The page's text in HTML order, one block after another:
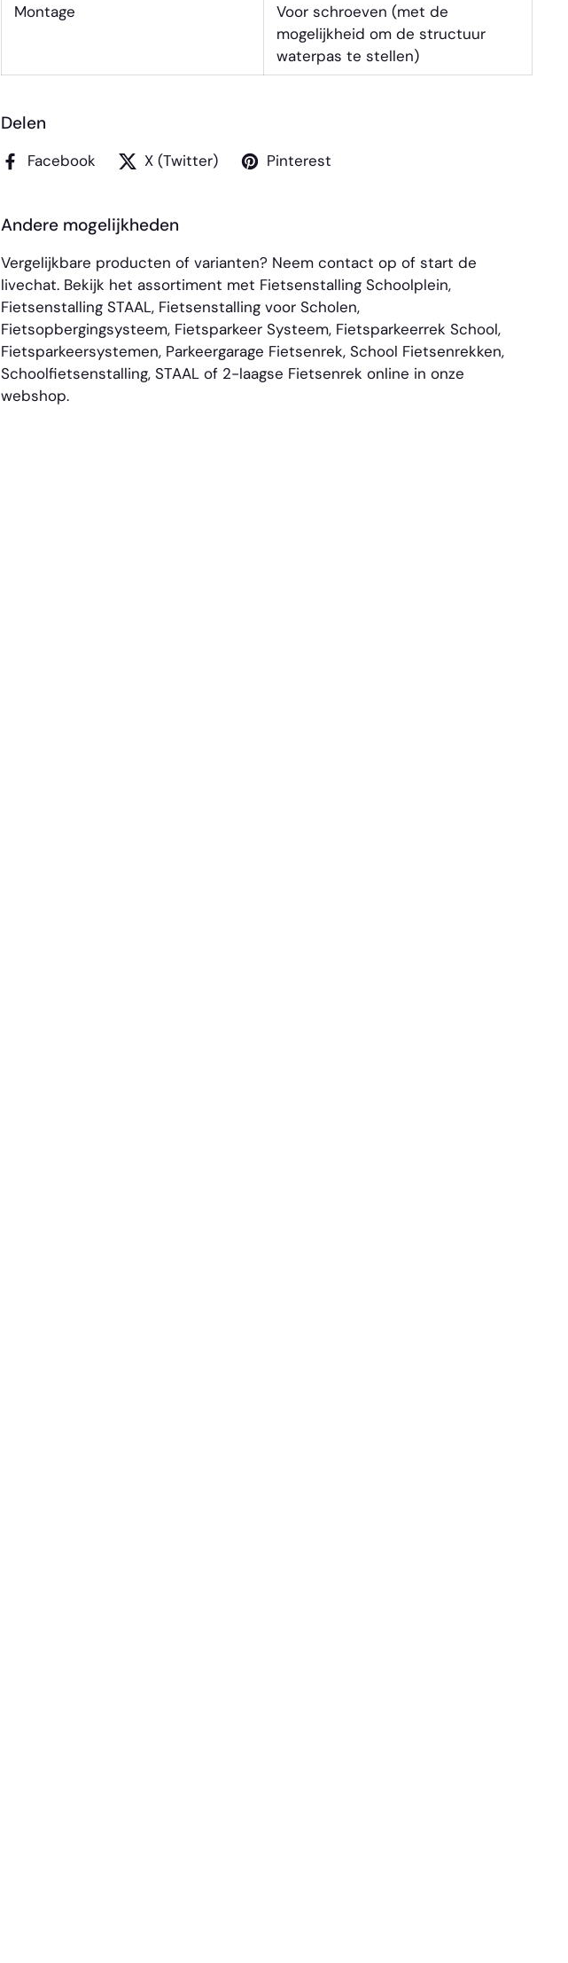
Montage
Voor schroeven (met de
mogelijkheid om de structuur
waterpas te stellen)
Delen
Facebook X (Twitter) Pinterest
Andere mogelijkheden
Vergelijkbare producten of varianten? Neem contact op of start de
livechat. Bekijk het assortiment met Fietsenstalling Schoolplein,
Fietsenstalling STAAL, Fietsenstalling voor Scholen,
Fietsopbergingsysteem, Fietsparkeer Systeem, Fietsparkeerrek School,
Fietsparkeersystemen, Parkeergarage Fietsenrek, School Fietsenrekken,
Schoolfietsenstalling, STAAL of 2-laagse Fietsenrek online in onze
webshop.